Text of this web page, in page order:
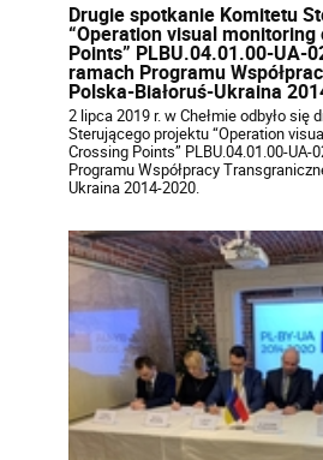
Drugie spotkanie Komitetu
“Operation visual
Points” PLBU.04.01.00-UA-
ramach Programu
Polska-Białoruś-Ukraina
2 lipca 2019 r. w Chełmie odbyło
Sterującego projektu “Operation
Crossing Points” PLBU.04.01.00-
Programu Współpracy
Ukraina 2014-2020.